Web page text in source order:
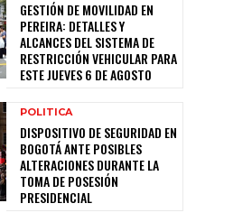
GESTIÓN DE MOVILIDAD EN
PEREIRA: DETALLES Y
ALCANCES DEL SISTEMA DE
RESTRICCIÓN VEHICULAR PARA
ESTE JUEVES 6 DE AGOSTO
POLITICA
DISPOSITIVO DE SEGURIDAD EN
BOGOTÁ ANTE POSIBLES
ALTERACIONES DURANTE LA
TOMA DE POSESIÓN
PRESIDENCIAL